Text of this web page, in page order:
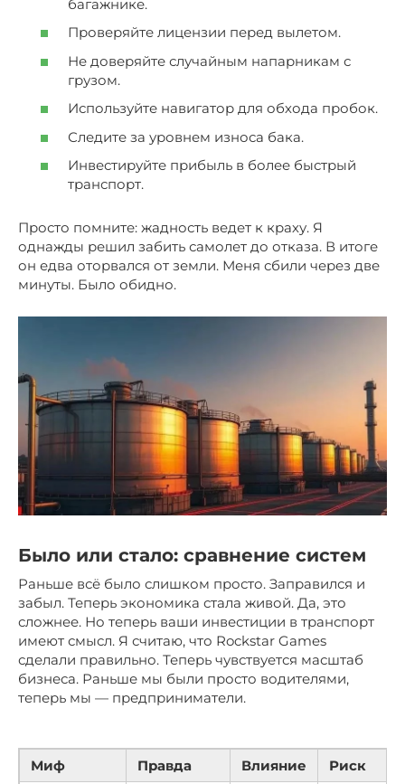
багажнике.
Проверяйте лицензии перед вылетом.
Не доверяйте случайным напарникам с
грузом.
Используйте навигатор для обхода пробок.
Следите за уровнем износа бака.
Инвестируйте прибыль в более быстрый
транспорт.
Просто помните: жадность ведет к краху. Я
однажды решил забить самолет до отказа. В итоге
он едва оторвался от земли. Меня сбили через две
минуты. Было обидно.
Было или стало: сравнение систем
Раньше всё было слишком просто. Заправился и
забыл. Теперь экономика стала живой. Да, это
сложнее. Но теперь ваши инвестиции в транспорт
имеют смысл. Я считаю, что Rockstar Games
сделали правильно. Теперь чувствуется масштаб
бизнеса. Раньше мы были просто водителями,
теперь мы — предприниматели.
Миф Правда Влияние
Риск